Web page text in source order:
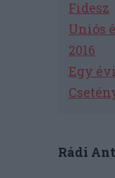
Fidesz
Uniós
2016
Egy
Rádi